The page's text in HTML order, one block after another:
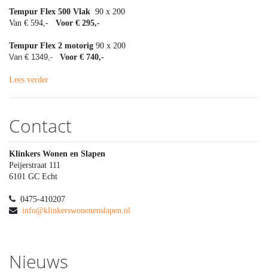
Tempur Flex 500 Vlak 90 x 200
Van € 594,- Voor € 295,-
​Tempur Flex 2 motorig ​90 x 200
Van € 1349,- Voor € 740,-
Lees verder
Contact
Klinkers Wonen en Slapen
Peijerstraat 111
6101 GC Echt
0475-410207
info@klinkerswonenenslapen.nl
Nieuws